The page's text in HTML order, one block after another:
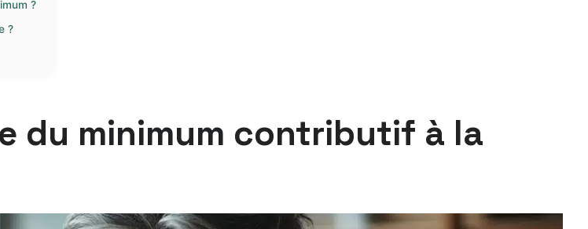
?
?
du minimum contributif à la